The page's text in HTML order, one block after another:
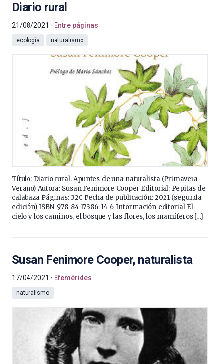
Diario rural
21/08/2021 Entre páginas
ecología naturalismo
Título: Diario rural. Apuntes de una naturalista (Primavera-
Verano) Autora: Susan Fenimore Cooper Editorial: Pepitas de
calabaza Páginas: 320 Fecha de publicación: 2021 (segunda
edición) ISBN: 978-84-17386-14-6 Información editorial El
cielo y los caminos, el bosque y las flores, los mamíferos […]
Susan Fenimore Cooper, naturalista
17/04/2021 Efemérides
naturalismo